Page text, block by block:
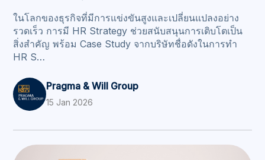
ในโลกของธุรกิจที่มีการแข่งขันสูงและเปลี่ยนแปลงอย่าง
รวดเร็ว การมี HR Strategy ช่วยสนับสนุนการเติบโตเป็น
สิ่งสำคัญ พร้อม Case Study จากบริษัทชื่อดังในการทำ
HR S…
Pragma & Will Group
15 Jan 2026